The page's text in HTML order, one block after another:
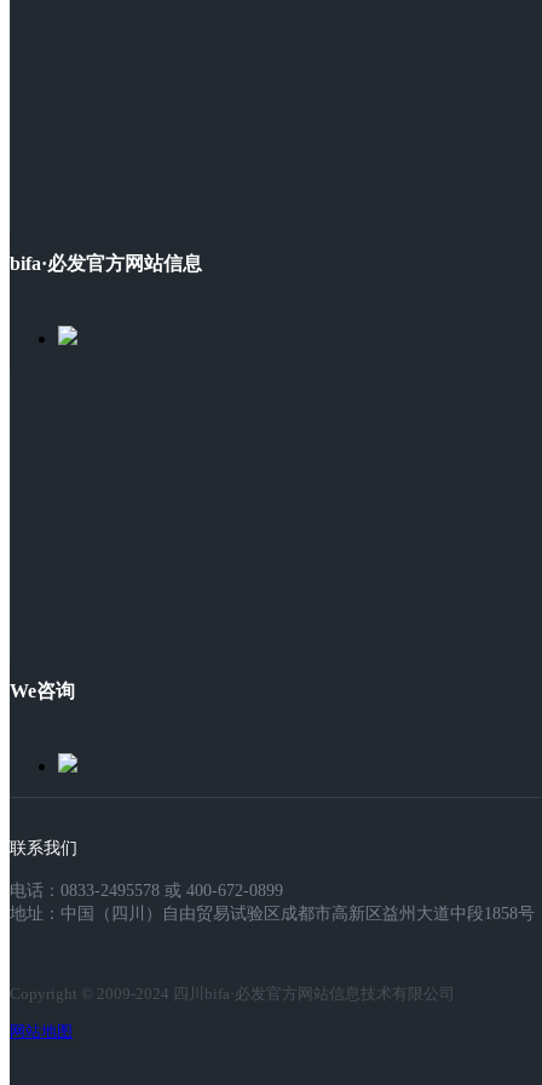
bifa·必发官方网站信息
We咨询
联系我们
电话：0833-2495578 或 400-672-0899
地址：中国（四川）自由贸易试验区成都市高新区益州大道中段1858号
Copyright © 2009-2024 四川bifa·必发官方网站信息技术有限公司
网站地图